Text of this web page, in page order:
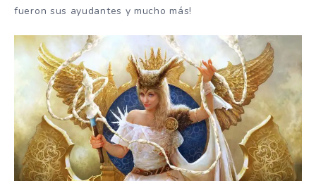
fueron sus ayudantes y mucho más!